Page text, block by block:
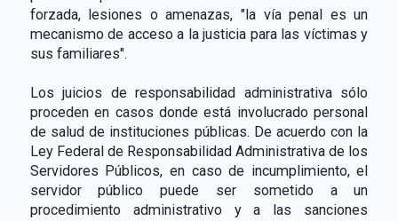
forzada, lesiones o amenazas, "la vía penal es un
mecanismo de acceso a la justicia para las víctimas y
sus familiares".
Los juicios de responsabilidad administrativa sólo
proceden en casos donde está involucrado personal
de salud de instituciones públicas. De acuerdo con la
Ley Federal de Responsabilidad Administrativa de los
Servidores Públicos, en caso de incumplimiento, el
servidor público puede ser sometido a un
procedimiento administrativo y a las sanciones